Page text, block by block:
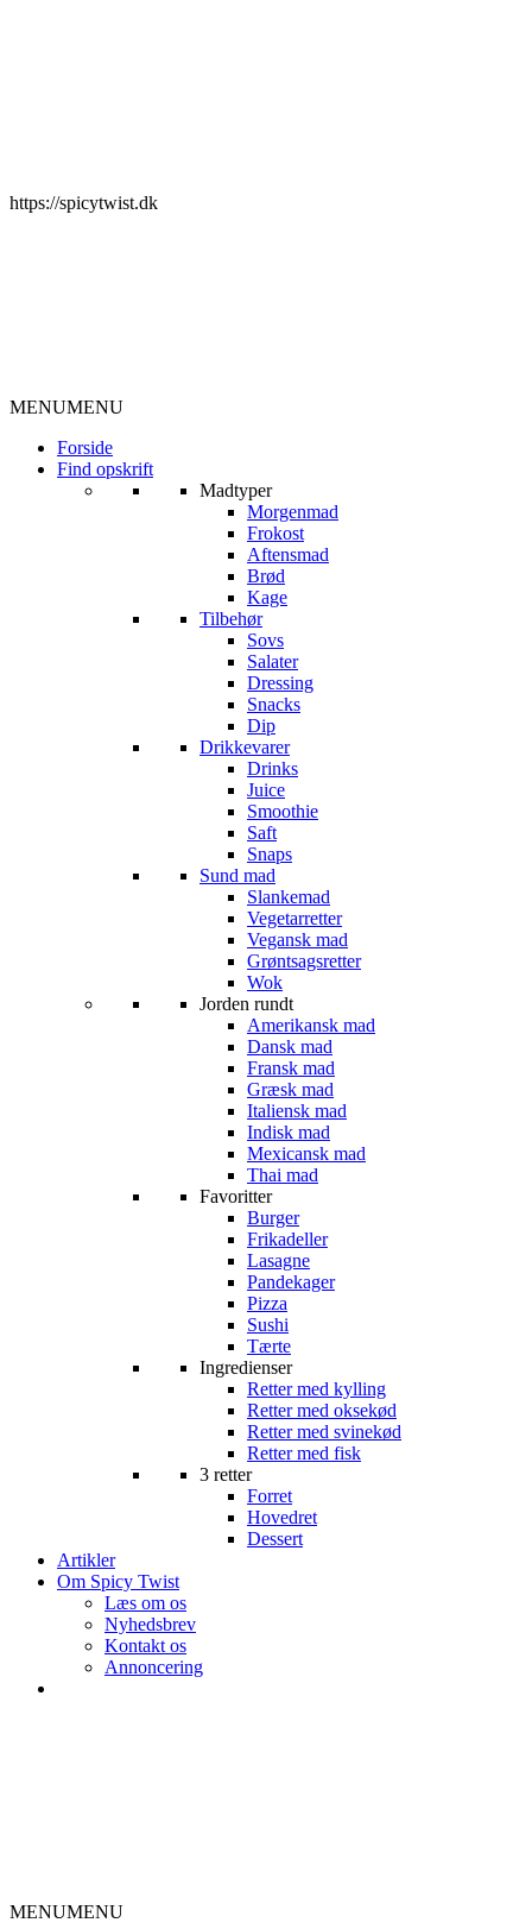
https://spicytwist.dk
MENUMENU
Forside
Find opskrift
Madtyper
Morgenmad
Frokost
Aftensmad
Brød
Kage
Tilbehør
Sovs
Salater
Dressing
Snacks
Dip
Drikkevarer
Drinks
Juice
Smoothie
Saft
Snaps
Sund mad
Slankemad
Vegetarretter
Vegansk mad
Grøntsagsretter
Wok
Jorden rundt
Amerikansk mad
Dansk mad
Fransk mad
Græsk mad
Italiensk mad
Indisk mad
Mexicansk mad
Thai mad
Favoritter
Burger
Frikadeller
Lasagne
Pandekager
Pizza
Sushi
Tærte
Ingredienser
Retter med kylling
Retter med oksekød
Retter med svinekød
Retter med fisk
3 retter
Forret
Hovedret
Dessert
Artikler
Om Spicy Twist
Læs om os
Nyhedsbrev
Kontakt os
Annoncering
MENUMENU